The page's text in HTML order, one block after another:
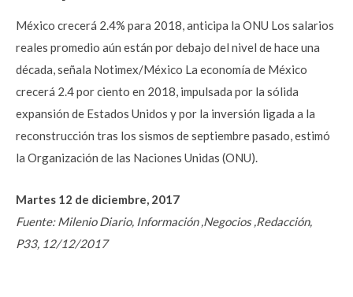
México crecerá 2.4% para 2018, anticipa la ONU Los salarios
reales promedio aún están por debajo del nivel de hace una
década, señala Notimex/México La economía de México
crecerá 2.4 por ciento en 2018, impulsada por la sólida
expansión de Estados Unidos y por la inversión ligada a la
reconstrucción tras los sismos de septiembre pasado, estimó
la Organización de las Naciones Unidas (ONU).
Martes 12 de diciembre, 2017
Fuente: Milenio Diario, Información ,Negocios ,Redacción,
P33, 12/12/2017